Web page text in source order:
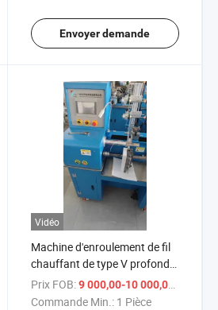
Envoyer demande
/ Pièce
Vidéo
Machine d'enroulement de fil
chauffant de type V profond
CNC
Prix FOB: 9 000,00-10 000,00 $US
Commande Min.: 1 Pièce